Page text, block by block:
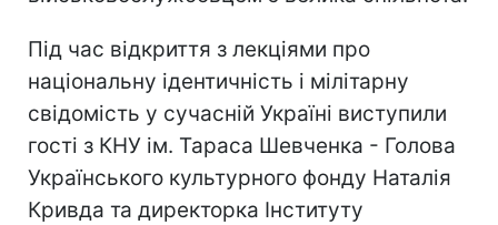
Під час відкриття з лекціями про
національну ідентичність і мілітарну
свідомість у сучасній Україні виступили
гості з КНУ ім. Тараса Шевченка - Голова
Українського культурного фонду Наталія
Кривда та директорка Інституту